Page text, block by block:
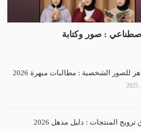
: صور وكتابة
للصور الشخصية : مطالبات مبهرة 2026
المنتجات : دليل مذهل 2026